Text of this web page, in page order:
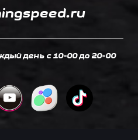
день c 10-00 до 20-00